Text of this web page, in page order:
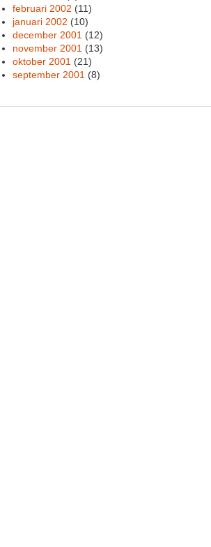
februari 2002 (11)
januari 2002 (10)
december 2001 (12)
november 2001 (13)
oktober 2001 (21)
september 2001 (8)